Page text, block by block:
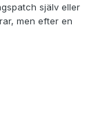
själv eller
men efter en